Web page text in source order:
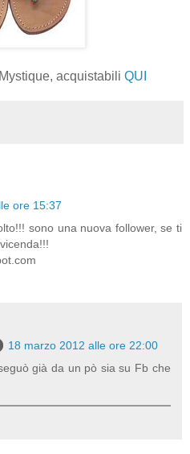
acquistabili QUI
ore 15:37
sono una nuova follower, se ti
18 marzo 2012 alle ore 22:00
già da un pò sia su Fb che